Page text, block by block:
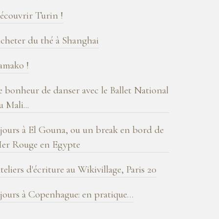
Turin !
du thé à Shanghai
!
bonheur de danser avec le Ballet National
Mali...
à El Gouna, ou un break en bord de
Rouge en Egypte
d'écriture au Wikivillage, Paris 20
à Copenhague: en pratique…